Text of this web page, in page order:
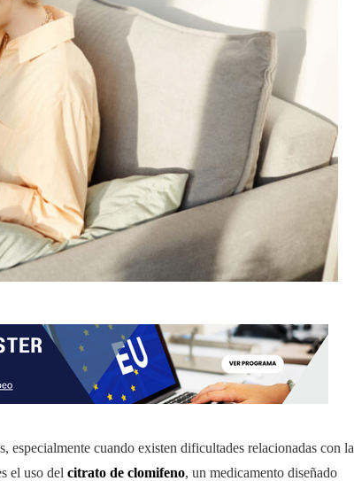
especialmente cuando existen dificultades relacionadas con la
el uso del citrato de clomifeno, un medicamento diseñado